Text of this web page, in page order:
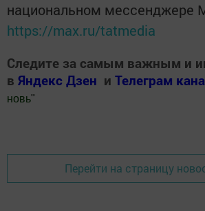
национальном мессенджере
https://max.ru/tatmedia
Следите за самым важным и
в Яндекс Дзен и Телеграм
новь"
Перейти на страницу